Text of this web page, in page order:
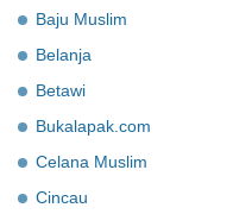
Baju Muslim
Belanja
Betawi
Bukalapak.com
Celana Muslim
Cincau